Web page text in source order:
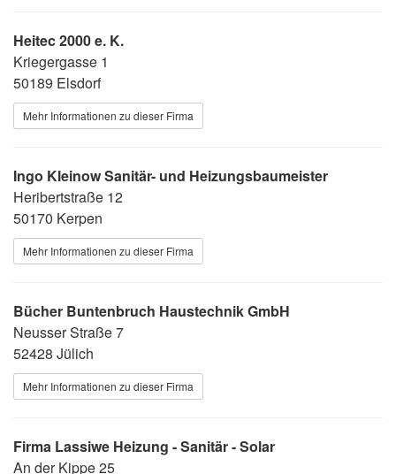
Heitec 2000 e. K.
Kriegergasse 1
50189 Elsdorf
Mehr Informationen zu dieser Firma
Ingo Kleinow Sanitär- und Heizungsbaumeister
Heribertstraße 12
50170 Kerpen
Mehr Informationen zu dieser Firma
Bücher Buntenbruch Haustechnik GmbH
Neusser Straße 7
52428 Jülich
Mehr Informationen zu dieser Firma
Firma Lassiwe Heizung - Sanitär - Solar
An der Kippe 25